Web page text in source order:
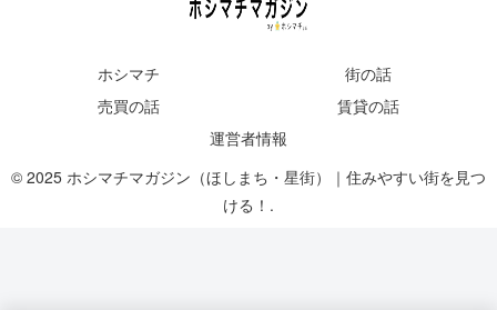
ホシマチ
街の話
売買の話
賃貸の話
運営者情報
© 2025 ホシマチマガジン（ほしまち・星街）｜住みやすい街を見つ
ける！.